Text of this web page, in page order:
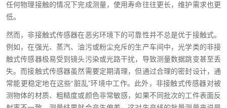
任何物理接触的情况下完成测量，使用寿命往往更长，维护需求也更
低。
然而，非接触式传感器在恶劣环境下的可靠性并不总是优于接触式。
例如，在强光、蒸汽、油污或粉尘充斥的生产车间中，光学类的非接
触式传感器极易受到镜头污染或光路干扰，导致测量数据跳变甚至丢
失。而接触式传感器虽然需要定期清理，但通过合理的密封设计，通
常能更稳定地在这些“脏乱”环境中工作。此外，非接触式传感器对被
测物体的材质、粗糙度或颜色非常敏感，如果不同批次的工件表面反